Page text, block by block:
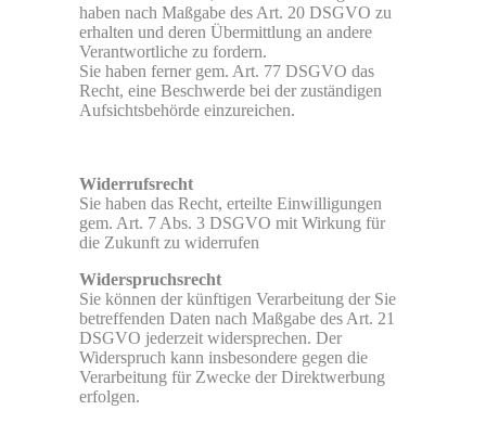
haben nach Maßgabe des Art. 20 DSGVO zu
erhalten und deren Übermittlung an andere
Verantwortliche zu fordern.
Sie haben ferner gem. Art. 77 DSGVO das
Recht, eine Beschwerde bei der zuständigen
Aufsichtsbehörde einzureichen.
Widerrufsrecht
Sie haben das Recht, erteilte Einwilligungen
gem. Art. 7 Abs. 3 DSGVO mit Wirkung für
die Zukunft zu widerrufen
Widerspruchsrecht
Sie können der künftigen Verarbeitung der Sie
betreffenden Daten nach Maßgabe des Art. 21
DSGVO jederzeit widersprechen. Der
Widerspruch kann insbesondere gegen die
Verarbeitung für Zwecke der Direktwerbung
erfolgen.